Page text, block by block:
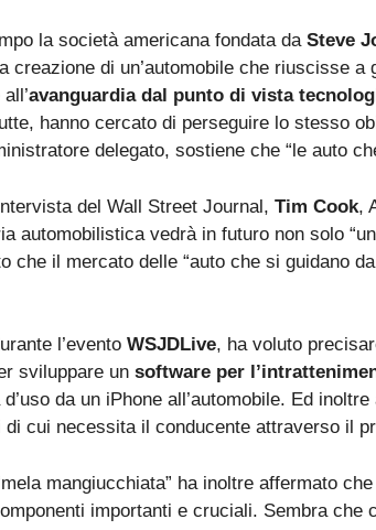
la società americana fondata daSteve
creazione di un’automobile che riuscisse
avanguardia dal punto di vista
hanno cercato di perseguire lo stesso
delegato, sostiene che “le auto
del Wall Street Journal, Tim Cook,
automobilistica vedrà in futuro non solo
che il mercato delle “auto che si guidano
l’evento WSJDLive, ha voluto
sviluppare un software per
d’uso da un iPhone all’automobile. Ed
di cui necessita il conducente attraverso il
mangiucchiata” ha inoltre affermato
importanti e cruciali. Sembra che